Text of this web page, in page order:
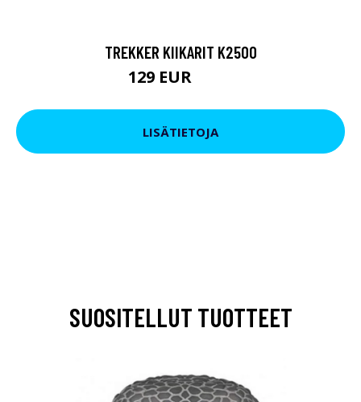
TREKKER KIIKARIT K2500
129 EUR
LISÄTIETOJA
SUOSITELLUT TUOTTEET